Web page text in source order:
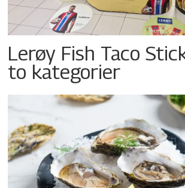
Lerøy Fish Taco
to kategorier